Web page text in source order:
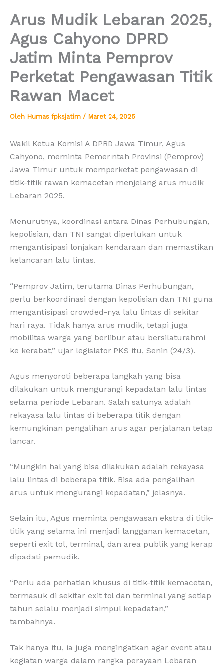
Arus Mudik Lebaran 2025,
Agus Cahyono DPRD
Jatim Minta Pemprov
Perketat Pengawasan Titik
Rawan Macet
Oleh Humas fpksjatim / Maret 24, 2025
Wakil Ketua Komisi A DPRD Jawa Timur, Agus
Cahyono, meminta Pemerintah Provinsi (Pemprov)
Jawa Timur untuk memperketat pengawasan di
titik-titik rawan kemacetan menjelang arus mudik
Lebaran 2025.
Menurutnya, koordinasi antara Dinas Perhubungan,
kepolisian, dan TNI sangat diperlukan untuk
mengantisipasi lonjakan kendaraan dan memastikan
kelancaran lalu lintas.
“Pemprov Jatim, terutama Dinas Perhubungan,
perlu berkoordinasi dengan kepolisian dan TNI guna
mengantisipasi crowded-nya lalu lintas di sekitar
hari raya. Tidak hanya arus mudik, tetapi juga
mobilitas warga yang berlibur atau bersilaturahmi
ke kerabat,” ujar legislator PKS itu, Senin (24/3).
Agus menyoroti beberapa langkah yang bisa
dilakukan untuk mengurangi kepadatan lalu lintas
selama periode Lebaran. Salah satunya adalah
rekayasa lalu lintas di beberapa titik dengan
kemungkinan pengalihan arus agar perjalanan tetap
lancar.
“Mungkin hal yang bisa dilakukan adalah rekayasa
lalu lintas di beberapa titik. Bisa ada pengalihan
arus untuk mengurangi kepadatan,” jelasnya.
Selain itu, Agus meminta pengawasan ekstra di titik-
titik yang selama ini menjadi langganan kemacetan,
seperti exit tol, terminal, dan area publik yang kerap
dipadati pemudik.
“Perlu ada perhatian khusus di titik-titik kemacetan,
termasuk di sekitar exit tol dan terminal yang setiap
tahun selalu menjadi simpul kepadatan,”
tambahnya.
Tak hanya itu, ia juga mengingatkan agar event atau
kegiatan warga dalam rangka perayaan Lebaran